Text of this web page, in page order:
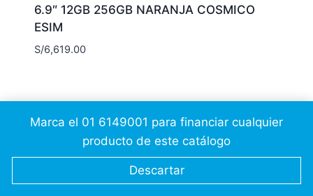
Marca el 01 6149001 para financiar cualquier
producto de este catálogo
Descartar
6.9″ 12GB 256GB NARANJA COSMICO
ESIM
S/6,619.00
© 2026 Cálidda CSCJesusAP